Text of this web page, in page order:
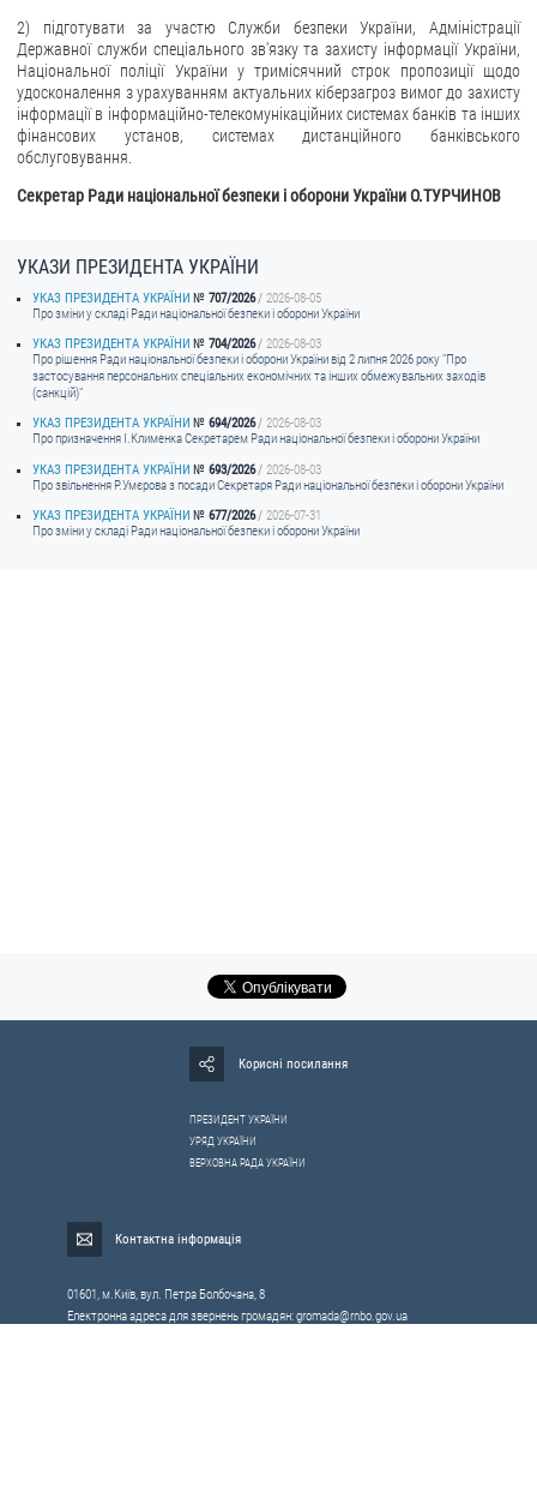
2) підготувати за участю Служби безпеки України, Адміністрації
Державної служби спеціального зв'язку та захисту інформації України,
Національної поліції України у тримісячний строк пропозиції щодо
удосконалення з урахуванням актуальних кіберзагроз вимог до захисту
інформації в інформаційно-телекомунікаційних системах банків та інших
фінансових установ, системах дистанційного банківського
обслуговування.
Секретар Ради національної безпеки і оборони України О.ТУРЧИНОВ
УКАЗИ ПРЕЗИДЕНТА УКРАЇНИ
УКАЗ ПРЕЗИДЕНТА УКРАЇНИ 707/2026
2026-08-05
Про зміни у складі Ради національної безпеки і оборони України
УКАЗ ПРЕЗИДЕНТА УКРАЇНИ
704/2026
2026-08-03
Про рішення Ради національної безпеки і оборони України від 2 липня 2026 року "Про
застосування персональних спеціальних економічних та інших обмежувальних заходів
(санкцій)"
УКАЗ ПРЕЗИДЕНТА УКРАЇНИ
694/2026
2026-08-03
Про призначення I.Клименка Секретарем Ради національної безпеки і оборони України
УКАЗ ПРЕЗИДЕНТА УКРАЇНИ
693/2026
2026-08-03
Про звільнення Р.Умєрова з посади Секретаря Ради національної безпеки і оборони України
УКАЗ ПРЕЗИДЕНТА УКРАЇНИ
677/2026
2026-07-31
Про зміни у складі Ради національної безпеки і оборони України
Корисні посилання
ПРЕЗИДЕНТ УКРАЇНИ
УРЯД УКРАЇНИ
ВЕРХОВНА РАДА УКРАЇНИ
Контактна інформація
01601, м.Київ, вул. Петра Болбочана, 8
Електронна адреса для звернень громадян:gromada@rnbo.gov.ua